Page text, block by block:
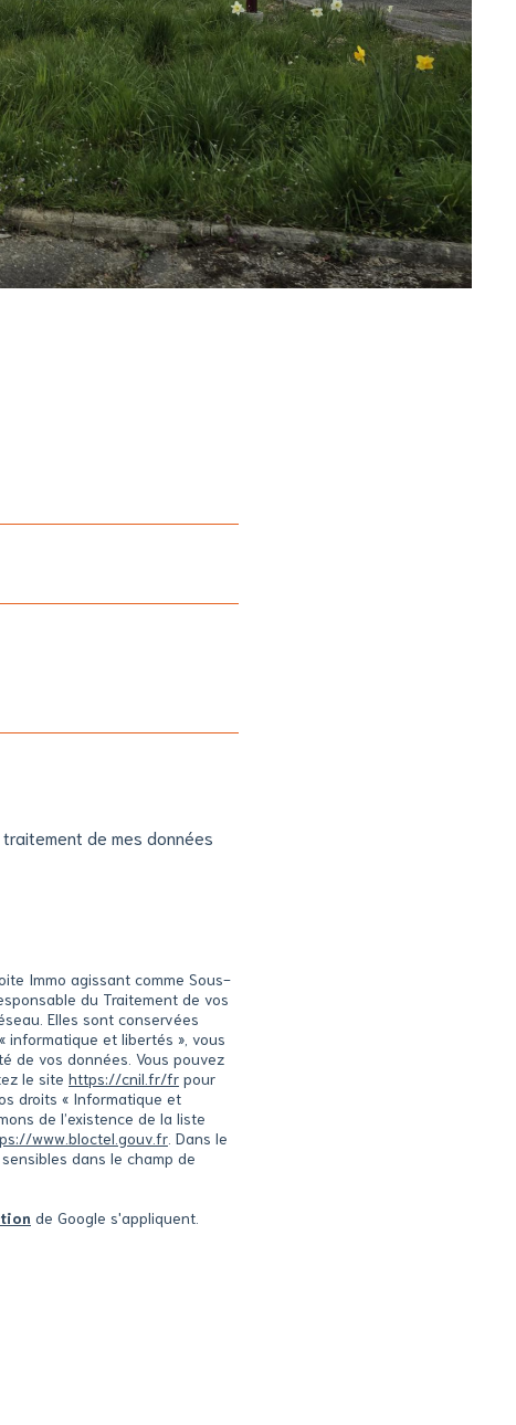
de mes données
Immo agissant comme Sous-
du Traitement de vos
Elles sont conservées
informatique et libertés », vous
de vos données. Vous pouvez
le site https://cnil.fr/fr pour
droits « Informatique et
de l’existence de la liste
www.bloctel.gouv.fr . Dans le
dans le champ de
de Google s'appliquent.